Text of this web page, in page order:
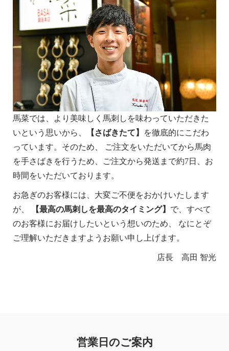
馬菜では、より美味しく馬刺しを味わっていただきた
いという思いから、
【さばきたて】
を徹底的にこだわ
っています。そのため、 ご注文をいただいてから馬肉
を手さばきを行うため、ご注文から発送まで約7日、お
時間をいただいております。
お急ぎのお客様には、大変ご不便をおかけいたします
が、
【最高の馬刺しを最高のタイミング】 で、すべて
のお客様にお届けしたいという想いのため、 なにとぞ
ご理解いただきますようお願い申し上げます。
店長 高田 智光
営業日のご案内